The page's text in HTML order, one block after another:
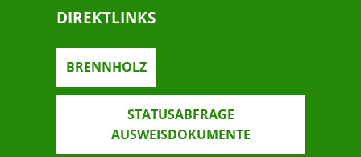
DIREKTLINKS
BRENNHOLZ
STATUSABFRAGE
AUSWEISDOKUMENTE